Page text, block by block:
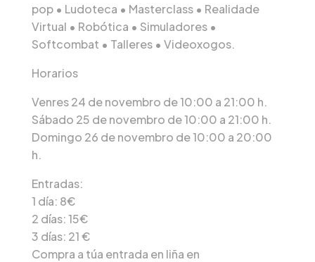
pop • Ludoteca • Masterclass • Realidade
Virtual • Robótica • Simuladores •
Softcombat • Talleres • Videoxogos.
Horarios
Venres 24 de novembro de 10:00 a 21:00 h.
Sábado 25 de novembro de 10:00 a 21:00 h.
Domingo 26 de novembro de 10:00 a 20:00
h.
Entradas:
1 día: 8€
2 días: 15€
3 días: 21 €
Compra a túa entrada en liña en